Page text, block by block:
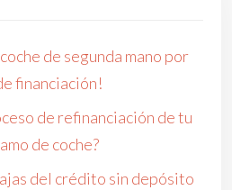
de segunda mano por
financiación!
de refinanciación de tu
de coche?
del crédito sin depósito